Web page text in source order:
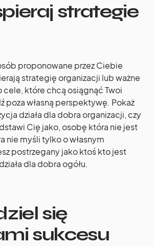
strategie
proponowane przez Ciebie
strategię organizacji lub ważne
cele, które chcą osiągnąć Twoi
poza własną perspektywę. Pokaż
działa dla dobra organizacji, czy
Cię jako, osobę która nie jest
nie myśli tylko o własnym
postrzegany jako ktoś kto jest
dla dobra ogółu.
się
sukcesu